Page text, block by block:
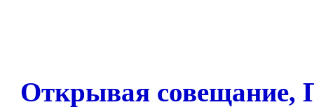
Открывая совещание,